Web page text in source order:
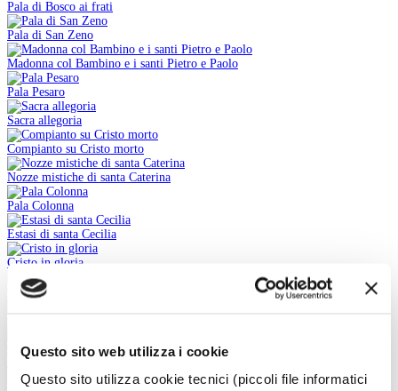
Questo sito web utilizza i cookie
Questo sito utilizza cookie tecnici (piccoli file informatici
Pala di Bosco ai frati
Pala di San Zeno
Madonna col Bambino e i santi Pietro e Paolo
Pala Pesaro
Sacra allegoria
Compianto su Cristo morto
Nozze mistiche di santa Caterina
Pala Colonna
Estasi di santa Cecilia
Cristo in gloria
Conversione di san Paolo
Conversione di san Paolo
INDIETRO